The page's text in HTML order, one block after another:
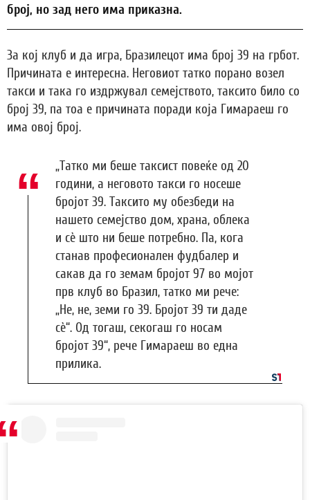
број, но зад него има приказна.
За кој клуб и да игра, Бразилецот има број 39 на грбот.
Причината е интересна. Неговиот татко порано возел
такси и така го издржувал семејството, таксито било со
број 39, па тоа е причината поради која Гимараеш го
има овој број.
„Татко ми беше таксист повеќе од 20
години, а неговото такси го носеше
бројот 39. Таксито му обезбеди на
нашето семејство дом, храна, облека
и сè што ни беше потребно. Па, кога
станав професионален фудбалер и
сакав да го земам бројот 97 во мојот
прв клуб во Бразил, татко ми рече:
„Не, не, земи го 39. Бројот 39 ти даде
сè“. Од тогаш, секогаш го носам
бројот 39“, рече Гимараеш во една
прилика.